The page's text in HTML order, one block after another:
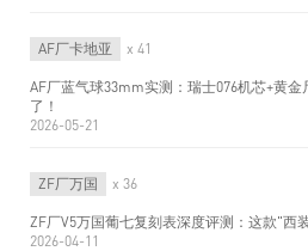
AF厂卡地亚 x 41
AF厂蓝气球33mm实测：瑞士076机芯+黄
了！
2026-05-21
ZF厂万国 x 36
ZF厂V5万国葡七复刻表深度评测：这款"西
2026-04-11